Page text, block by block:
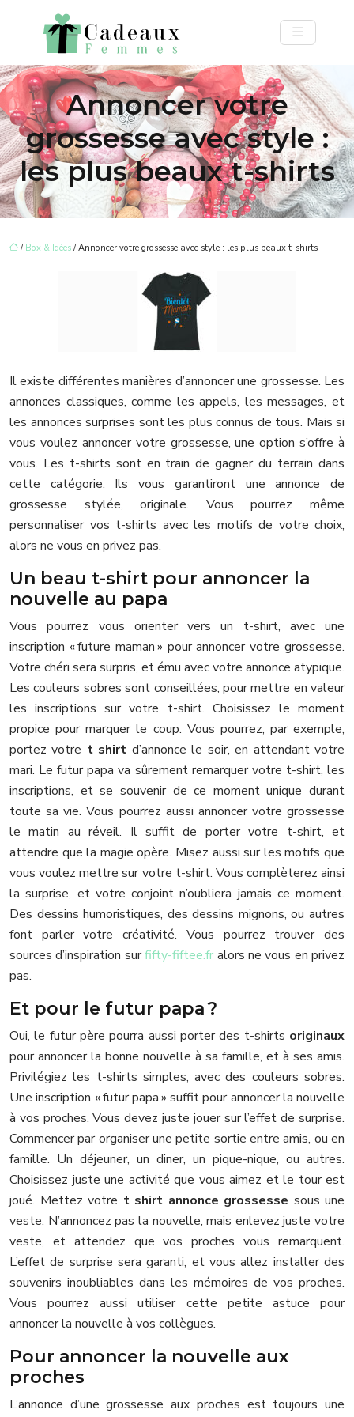
Annoncer votre
grossesse avec style :
les plus beaux t-shirts
/ Box & Idées / Annoncer votre grossesse avec style : les plus beaux t-shirts
Il existe différentes manières d’annoncer une grossesse. Les
annonces classiques, comme les appels, les messages, et
les annonces surprises sont les plus connus de tous. Mais si
vous voulez annoncer votre grossesse, une option s’offre à
vous. Les t-shirts sont en train de gagner du terrain dans
cette catégorie. Ils vous garantiront une annonce de
grossesse stylée, originale. Vous pourrez même
personnaliser vos t-shirts avec les motifs de votre choix,
alors ne vous en privez pas.
Un beau t-shirt pour annoncer la
nouvelle au papa
Vous pourrez vous orienter vers un t-shirt, avec une
inscription « future maman » pour annoncer votre grossesse.
Votre chéri sera surpris, et ému avec votre annonce atypique.
Les couleurs sobres sont conseillées, pour mettre en valeur
les inscriptions sur votre t-shirt. Choisissez le moment
propice pour marquer le coup. Vous pourrez, par exemple,
portez votre t shirt d’annonce le soir, en attendant votre
mari. Le futur papa va sûrement remarquer votre t-shirt, les
inscriptions, et se souvenir de ce moment unique durant
toute sa vie. Vous pourrez aussi annoncer votre grossesse
le matin au réveil. Il suffit de porter votre t-shirt, et
attendre que la magie opère. Misez aussi sur les motifs que
vous voulez mettre sur votre t-shirt. Vous complèterez ainsi
la surprise, et votre conjoint n’oubliera jamais ce moment.
Des dessins humoristiques, des dessins mignons, ou autres
font parler votre créativité. Vous pourrez trouver des
sources d’inspiration surfifty-fiftee.fr alors ne vous en privez
pas.
Et pour le futur papa ?
Oui, le futur père pourra aussi porter des t-shirts originaux
pour annoncer la bonne nouvelle à sa famille, et à ses amis.
Privilégiez les t-shirts simples, avec des couleurs sobres.
Une inscription « futur papa » suffit pour annoncer la nouvelle
à vos proches. Vous devez juste jouer sur l’effet de surprise.
Commencer par organiser une petite sortie entre amis, ou en
famille. Un déjeuner, un diner, un pique-nique, ou autres.
Choisissez juste une activité que vous aimez et le tour est
joué. Mettez votre t shirt annonce grossesse sous une
veste. N’annoncez pas la nouvelle, mais enlevez juste votre
veste, et attendez que vos proches vous remarquent.
L’effet de surprise sera garanti, et vous allez installer des
souvenirs inoubliables dans les mémoires de vos proches.
Vous pourrez aussi utiliser cette petite astuce pour
annoncer la nouvelle à vos collègues.
Pour annoncer la nouvelle aux
proches
L’annonce d’une grossesse aux proches est toujours une